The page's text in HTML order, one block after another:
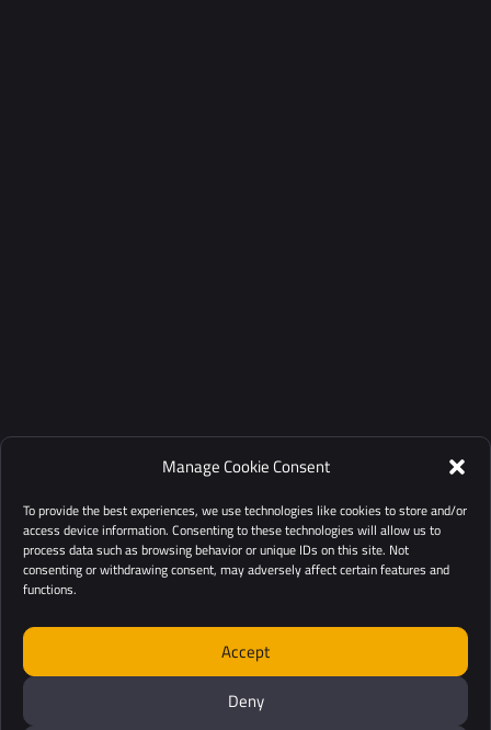
Manage Cookie Consent
To provide the best experiences, we use technologies like cookies to store and/or
access device information. Consenting to these technologies will allow us to
process data such as browsing behavior or unique IDs on this site. Not
consenting or withdrawing consent, may adversely affect certain features and
functions.
Accept
Deny